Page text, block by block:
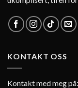
KONTAKT OSS
Kontakt med meg på: